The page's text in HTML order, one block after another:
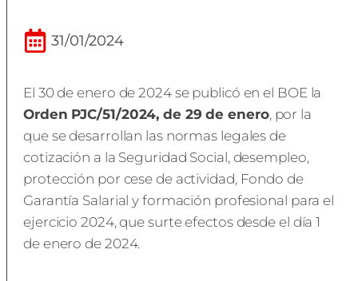
31/01/2024
El 30 de enero de 2024 se publicó en el BOE la
Orden PJC/51/2024, de 29 de enero, por la
que se desarrollan las normas legales de
cotización a la Seguridad Social, desempleo,
protección por cese de actividad, Fondo de
Garantía Salarial y formación profesional para el
ejercicio 2024, que surte efectos desde el día 1
de enero de 2024.